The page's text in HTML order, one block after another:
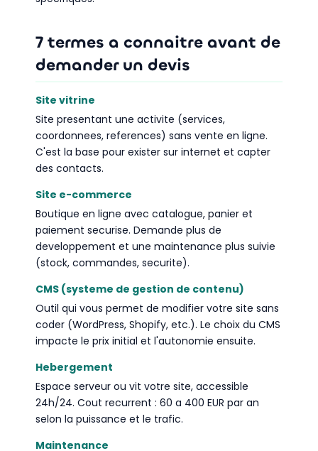
7 termes a connaitre avant de
demander un devis
Site vitrine
Site presentant une activite (services,
coordonnees, references) sans vente en ligne.
C'est la base pour exister sur internet et capter
des contacts.
Site e-commerce
Boutique en ligne avec catalogue, panier et
paiement securise. Demande plus de
developpement et une maintenance plus suivie
(stock, commandes, securite).
CMS (systeme de gestion de contenu)
Outil qui vous permet de modifier votre site sans
coder (WordPress, Shopify, etc.). Le choix du CMS
impacte le prix initial et l'autonomie ensuite.
Hebergement
Espace serveur ou vit votre site, accessible
24h/24. Cout recurrent : 60 a 400 EUR par an
selon la puissance et le trafic.
Maintenance